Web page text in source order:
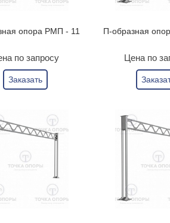
опора РМП - 11
по запросу
Заказать
П-образная
Цена по